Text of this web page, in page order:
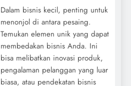
Dalam bisnis kecil, penting untuk
menonjol di antara pesaing.
Temukan elemen unik yang dapat
membedakan bisnis Anda. Ini
bisa melibatkan inovasi produk,
pengalaman pelanggan yang luar
biasa, atau pendekatan bisnis